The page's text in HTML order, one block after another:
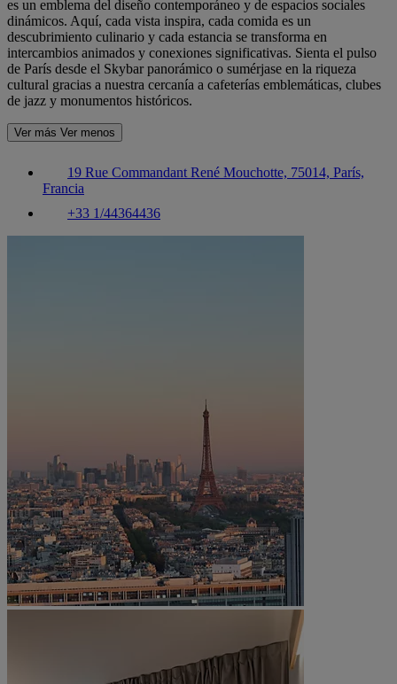
es un emblema del diseño contemporáneo y de espacios sociales
dinámicos. Aquí, cada vista inspira, cada comida es un
descubrimiento culinario y cada estancia se transforma en
intercambios animados y conexiones significativas. Sienta el pulso
de París desde el Skybar panorámico o sumérjase en la riqueza
cultural gracias a nuestra cercanía a cafeterías emblemáticas, clubes
de jazz y monumentos históricos.
Ver más Ver menos
19 Rue Commandant René Mouchotte, 75014, París,
Francia
+33 1/44364436